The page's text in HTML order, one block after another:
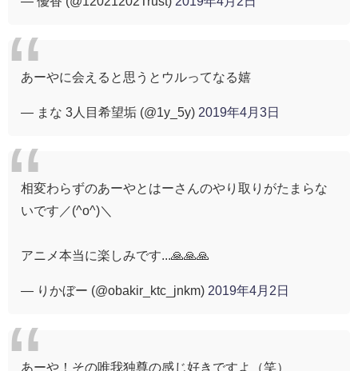
あーやに会えると思うとウルってなる嬉
— まな 3人目希望垢 (@1y_5y) 2019年4月3日
相変わらずのあーやとはーさんのやり取りがたまらな
いです／(^o^)＼
アニメ本当に楽しみです...🙏🙏🙏
— りかぼー (@obakir_ktc_jnkm) 2019年4月2日
あーや！その唯我独尊の感じ好きですよ（笑）